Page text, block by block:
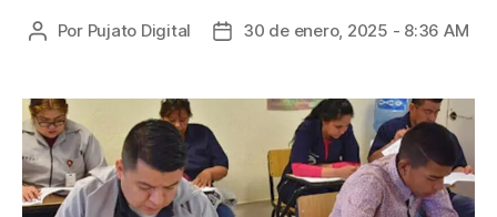
Por Pujato Digital 30 de enero, 2025 - 8:36 AM